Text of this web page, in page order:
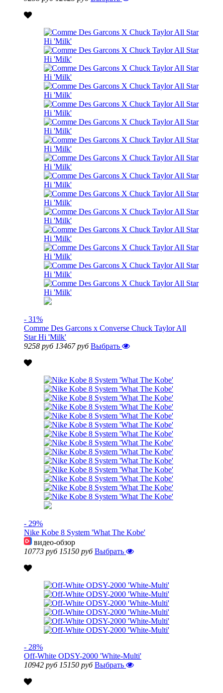
- 31%
Comme Des Garcons x Converse Chuck Taylor All
Star Hi 'Milk'
9258 руб 13467 руб Выбрать
- 29%
Nike Kobe 8 System 'What The Kobe'
видео-обзор
10773 руб 15150 руб Выбрать
- 28%
Off-White ODSY-2000 'White-Multi'
10942 руб 15150 руб Выбрать